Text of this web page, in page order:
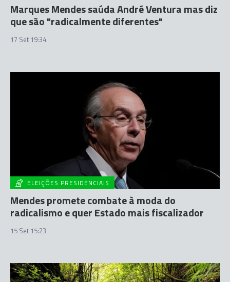
Marques Mendes saúda André Ventura mas diz
que são "radicalmente diferentes"
17 Set 19:34
ELEIÇÕES PRESIDENCIAIS
Mendes promete combate à moda do
radicalismo e quer Estado mais fiscalizador
15 Set 15:23